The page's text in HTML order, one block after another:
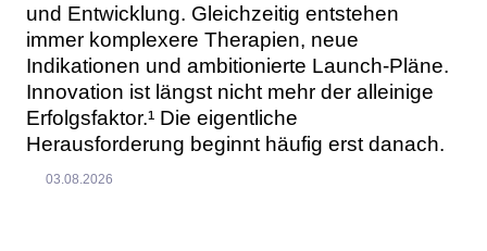
und Entwicklung. Gleichzeitig entstehen
immer komplexere Therapien, neue
Indikationen und ambitionierte Launch-Pläne.
Innovation ist längst nicht mehr der alleinige
Erfolgsfaktor.¹ Die eigentliche
Herausforderung beginnt häufig erst danach.
03.08.2026